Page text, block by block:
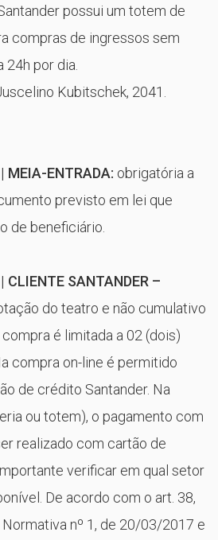
possui um totem de
compras de ingressos sem
por dia.
Kubitschek, 2041.
MEIA-ENTRADA: obrigatória a
previsto em lei que
de beneficiário.
CLIENTE SANTANDER –
do teatro e não cumulativo
é limitada a 02 (dois)
compra on-line é permitido
de crédito Santander. Na
ou totem), o pagamento com
realizado com cartão de
verificar em qual setor
De acordo com o art. 38,
nº 1, de 20/03/2017 e